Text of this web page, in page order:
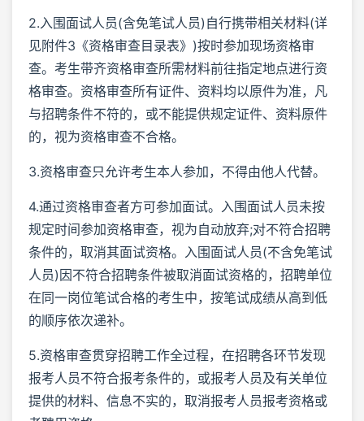
2.入围面试人员(含免笔试人员)自行携带相关材料(详
见附件3《资格审查目录表》)按时参加现场资格审
查。考生带齐资格审查所需材料前往指定地点进行资
格审查。资格审查所有证件、资料均以原件为准，凡
与招聘条件不符的，或不能提供规定证件、资料原件
的，视为资格审查不合格。
3.资格审查只允许考生本人参加，不得由他人代替。
4.通过资格审查者方可参加面试。入围面试人员未按
规定时间参加资格审查，视为自动放弃;对不符合招聘
条件的，取消其面试资格。入围面试人员(不含免笔试
人员)因不符合招聘条件被取消面试资格的，招聘单位
在同一岗位笔试合格的考生中，按笔试成绩从高到低
的顺序依次递补。
5.资格审查贯穿招聘工作全过程，在招聘各环节发现
报考人员不符合报考条件的，或报考人员及有关单位
提供的材料、信息不实的，取消报考人员报考资格或